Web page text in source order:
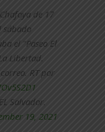
de 17
sábado
el "Paseo El
Libertad.
RT por
Salvador.
19, 2021